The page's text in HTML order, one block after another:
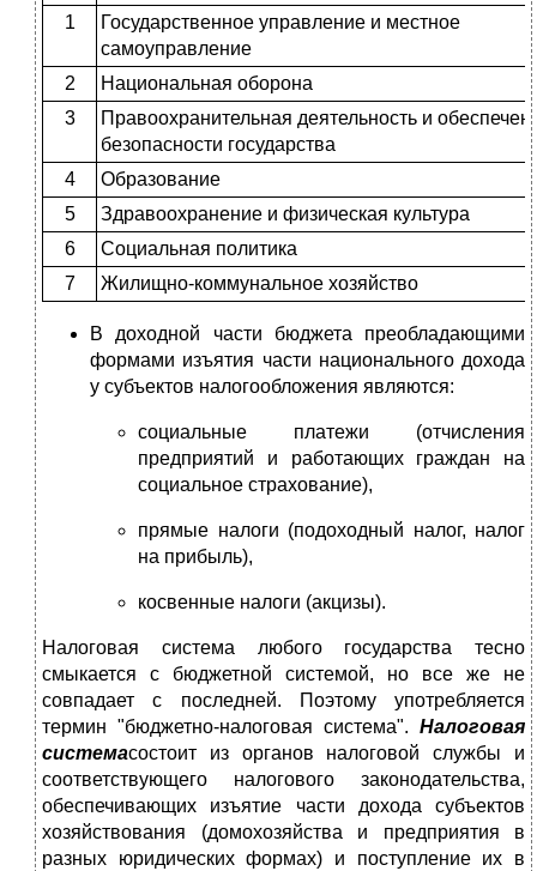
1
Государственное управление и местное
самоуправление
2
Национальная оборона
3
Правоохранительная деятельность и
безопасности государства
4
Образование
5
Здравоохранение и физическая культура
6
Социальная политика
7
Жилищно-коммунальное хозяйство
В доходной части бюджета преобладающими
формами изъятия части национального дохода
у субъектов налогообложения являются:
социальные платежи (отчисления
предприятий и работающих граждан на
социальное страхование),
прямые налоги (подоходный налог, налог
на прибыль),
косвенные налоги (акцизы).
Налоговая система любого государства тесно
смыкается с бюджетной системой, но все же не
совпадает с последней. Поэтому употребляется
термин "бюджетно-налоговая система". Налоговая
системасостоит из органов налоговой службы и
соответствующего налогового законодательства,
обеспечивающих изъятие части дохода субъектов
хозяйствования (домохозяйства и предприятия в
разных юридических формах) и поступление их в